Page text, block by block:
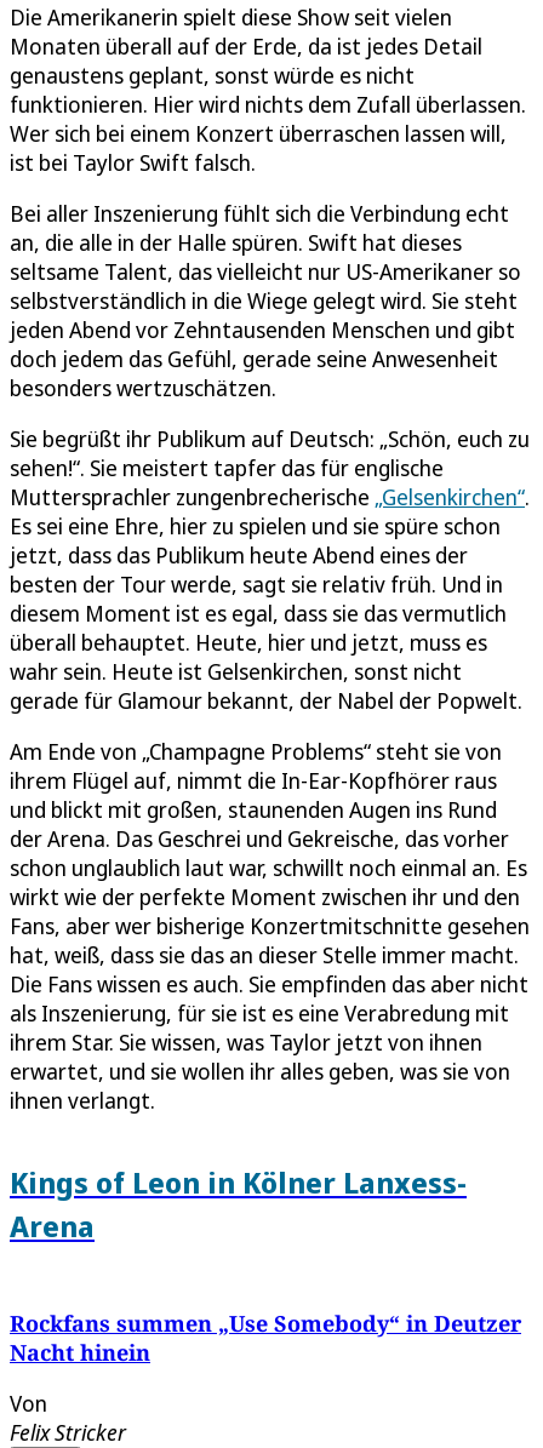
Die Amerikanerin spielt diese Show seit vielen
Monaten überall auf der Erde, da ist jedes Detail
genaustens geplant, sonst würde es nicht
funktionieren. Hier wird nichts dem Zufall überlassen.
Wer sich bei einem Konzert überraschen lassen will,
ist bei Taylor Swift falsch.
Bei aller Inszenierung fühlt sich die Verbindung echt
an, die alle in der Halle spüren. Swift hat dieses
seltsame Talent, das vielleicht nur US-Amerikaner so
selbstverständlich in die Wiege gelegt wird. Sie steht
jeden Abend vor Zehntausenden Menschen und gibt
doch jedem das Gefühl, gerade seine Anwesenheit
besonders wertzuschätzen.
Sie begrüßt ihr Publikum auf Deutsch: „Schön, euch zu
sehen!“. Sie meistert tapfer das für englische
Muttersprachler zungenbrecherische „Gelsenkirchen“.
Es sei eine Ehre, hier zu spielen und sie spüre schon
jetzt, dass das Publikum heute Abend eines der
besten der Tour werde, sagt sie relativ früh. Und in
diesem Moment ist es egal, dass sie das vermutlich
überall behauptet. Heute, hier und jetzt, muss es
wahr sein. Heute ist Gelsenkirchen, sonst nicht
gerade für Glamour bekannt, der Nabel der Popwelt.
Am Ende von „Champagne Problems“ steht sie von
ihrem Flügel auf, nimmt die In-Ear-Kopfhörer raus
und blickt mit großen, staunenden Augen ins Rund
der Arena. Das Geschrei und Gekreische, das vorher
schon unglaublich laut war, schwillt noch einmal an. Es
wirkt wie der perfekte Moment zwischen ihr und den
Fans, aber wer bisherige Konzertmitschnitte gesehen
hat, weiß, dass sie das an dieser Stelle immer macht.
Die Fans wissen es auch. Sie empfinden das aber nicht
als Inszenierung, für sie ist es eine Verabredung mit
ihrem Star. Sie wissen, was Taylor jetzt von ihnen
erwartet, und sie wollen ihr alles geben, was sie von
ihnen verlangt.
Kings of Leon in Kölner Lanxess-
Arena
Rockfans summen „Use Somebody“ in Deutzer
Nacht hinein
Von
Felix Stricker